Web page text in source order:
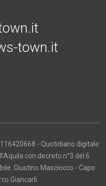
town.it
- Quotidiano digitale
con decreto n°3 del 6
Giustino Masciocco - Capo
Giancarli